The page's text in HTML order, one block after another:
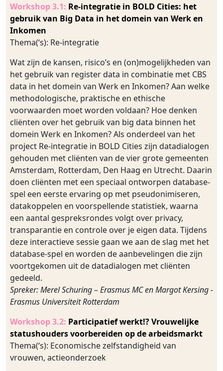
Workshop 3.1: Re-integratie in BOLD Cities: het
gebruik van Big Data in het domein van Werk en
Inkomen
Thema(‘s): Re-integratie
Wat zijn de kansen, risico’s en (on)mogelijkheden van
het gebruik van register data in combinatie met CBS
data in het domein van Werk en Inkomen? Aan welke
methodologische, praktische en ethische
voorwaarden moet worden voldaan? Hoe denken
cliënten over het gebruik van big data binnen het
domein Werk en Inkomen? Als onderdeel van het
project Re-integratie in BOLD Cities zijn datadialogen
gehouden met cliënten van de vier grote gemeenten
Amsterdam, Rotterdam, Den Haag en Utrecht. Daarin
doen cliënten met een speciaal ontworpen database-
spel een eerste ervaring op met pseudonimiseren,
datakoppelen en voorspellende statistiek, waarna
een aantal gespreksrondes volgt over privacy,
transparantie en controle over je eigen data. Tijdens
deze interactieve sessie gaan we aan de slag met het
database-spel en worden de aanbevelingen die zijn
voortgekomen uit de datadialogen met cliënten
gedeeld.
Spreker: Merel Schuring – Erasmus MC en Margot Kersing -
Erasmus Universiteit Rotterdam
Workshop 3.2: Participatief werkt!? Vrouwelijke
statushouders voorbereiden op de arbeidsmarkt
Thema(‘s): Economische zelfstandigheid van
vrouwen, actieonderzoek